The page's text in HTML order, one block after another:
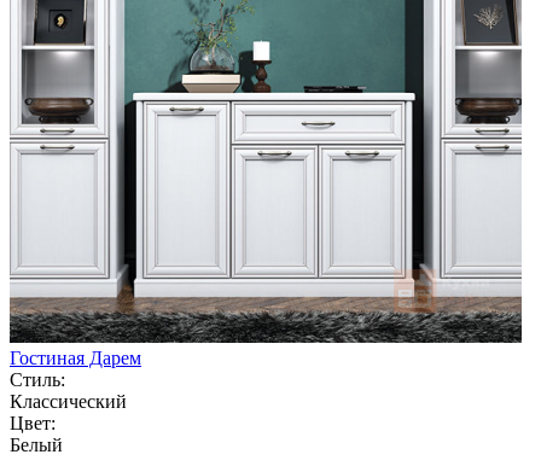
Гостиная Дарем
Стиль:
Классический
Цвет:
Белый